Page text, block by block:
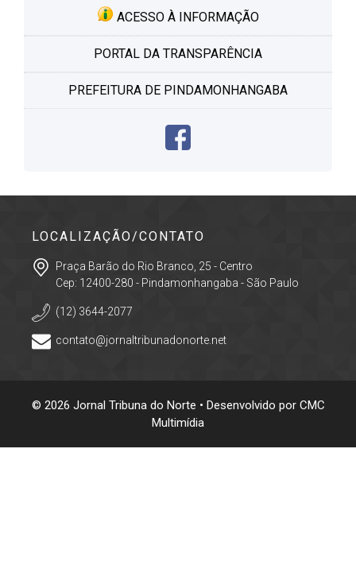
ACESSO À INFORMAÇÃO
PORTAL DA TRANSPARÊNCIA
PREFEITURA DE PINDAMONHANGABA
LOCALIZAÇÃO/CONTATO
Praça Barão do Rio Branco, 25 - Centro
Cep: 12400-280 - Pindamonhangaba - São Paulo
(12) 3644-2077
contato@jornaltribunadonorte.net
© 2026 Jornal Tribuna do Norte • Desenvolvido por CMC
Multimídia